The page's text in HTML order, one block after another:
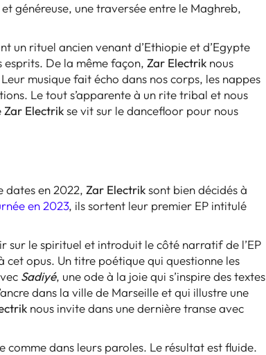
généreuse, une traversée entre le Maghreb,
un rituel ancien venant d’Ethiopie et d’Egypte
De la même façon, Zar Electrik nous
musique fait écho dans nos corps, les nappes
Le tout s’apparente à un rite tribal et nous
Zar Electrikse vit sur le dancefloor pour nous
dates en 2022, Zar Electriksont bien décidés à
en 2023, ils sortent leur premier EP intitulé
sur le spirituel et introduit le côté narratif de l’EP
cet opus. Un titre poétique qui questionne les
Sadiyé, une ode à la joie qui s’inspire des textes
dans la ville de Marseille et qui illustre une
nous invite dans une dernière transe avec
dans leurs paroles. Le résultat est fluide.